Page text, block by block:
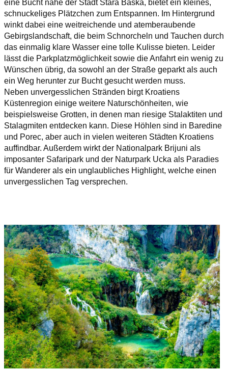
eine Bucht nahe der Stadt Stara Baska, bietet ein kleines,
schnuckeliges Plätzchen zum Entspannen. Im Hintergrund
winkt dabei eine weitreichende und atemberaubende
Gebirgslandschaft, die beim Schnorcheln und Tauchen durch
das einmalig klare Wasser eine tolle Kulisse bieten. Leider
lässt die Parkplatzmöglichkeit sowie die Anfahrt ein wenig zu
Wünschen übrig, da sowohl an der Straße geparkt als auch
ein Weg herunter zur Bucht gesucht werden muss.
Neben unvergesslichen Stränden birgt Kroatiens
Küstenregion einige weitere Naturschönheiten, wie
beispielsweise Grotten, in denen man riesige Stalaktiten und
Stalagmiten entdecken kann. Diese Höhlen sind in Baredine
und Porec, aber auch in vielen weiteren Städten Kroatiens
auffindbar. Außerdem wirkt der Nationalpark Brijuni als
imposanter Safaripark und der Naturpark Ucka als Paradies
für Wanderer als ein unglaubliches Highlight, welche einen
unvergesslichen Tag versprechen.